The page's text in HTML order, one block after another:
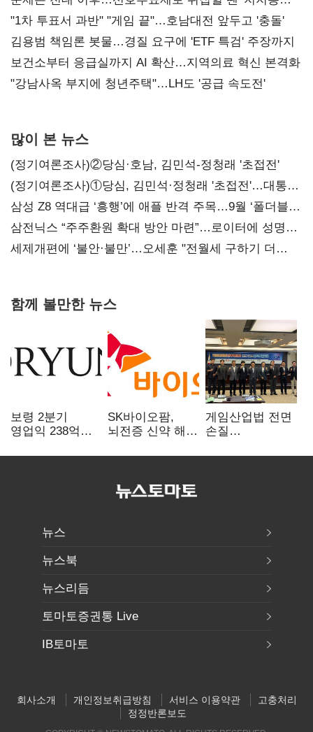
불복'
"1차 투표서 과반" "게임 끝"…호남대전 앞두고 '충돌'
김용범 책임론 봇물…경질 요구에 'ETF 특검' 주장까지
보건소부터 응급실까지 AI 확산…지역의료 혁신 본격화
"강남사옥 부지에 청년주택"…LH도 '공급 속도전'
많이 본 뉴스
(정기여론조사)②당심·호남, 김민석-정청래 '초접전'
(정기여론조사)①당심, 김민석·정청래 '초접전'…대통령
지지도 '50% 아래로'(종합)
삼성 Z8 역대급 ‘흥행’에 애플 반격 주목…9월 ‘폴더블
대전’
삼전닉스 “주주환원 확대 방안 마련”…로이터에 성명
보내
세제개편에 ‘불안·불만’…오세훈 "전월세 구하기 더
함께 볼만한 뉴스
보령 2분기
영업익 238억…
SK바이오팜,
뇌전증 신약 해외
차세대 신약 개발
게임산업법 전면
손질
규제 걷고
뉴스
뉴스북
뉴스리듬
토마토증권통 Live
IB토마토
회사소개 개인정보취급방침 서비스 이용약관
고충처리
정정반론보도